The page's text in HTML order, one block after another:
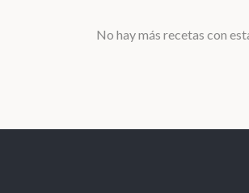
No hay más recetas con